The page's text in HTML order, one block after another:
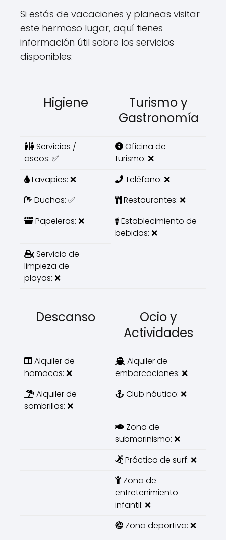
Si estás de vacaciones y planeas visitar
este hermoso lugar, aquí tienes
información útil sobre los servicios
disponibles:
Higiene
Turismo y
Gastronomía
Servicios /
aseos: ✅
Oficina de
turismo: ❌
Lavapies: ❌
Teléfono: ❌
Duchas: ✅
Restaurantes: ❌
Papeleras: ❌
Establecimiento de
bebidas: ❌
Servicio de
limpieza de
playas: ❌
Descanso
Ocio y
Actividades
Alquiler de
hamacas: ❌
Alquiler de
embarcaciones: ❌
Alquiler de
sombrillas: ❌
Club náutico: ❌
Zona de
submarinismo: ❌
Práctica de surf: ❌
Zona de
entretenimiento
infantil: ❌
Zona deportiva: ❌